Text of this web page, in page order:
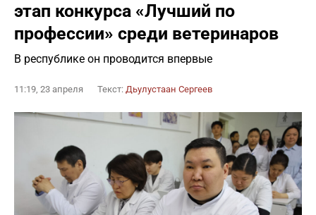
этап конкурса «Лучший по
профессии» среди ветеринаров
В республике он проводится впервые
11:19, 23 апреля Текст: Дьулустаан Сергеев